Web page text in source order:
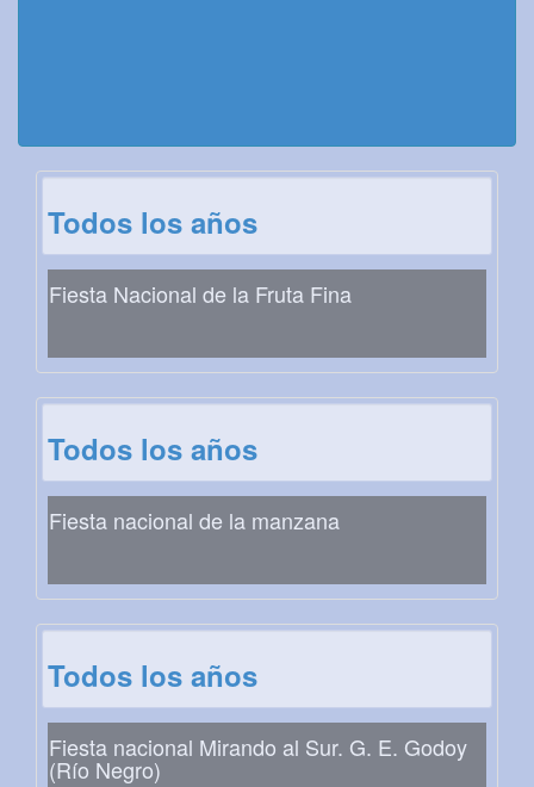
Todos los años
Fiesta Nacional de la Fruta Fina
Todos los años
Fiesta nacional de la manzana
Todos los años
Fiesta nacional Mirando al Sur. G. E. Godoy
(Río Negro)